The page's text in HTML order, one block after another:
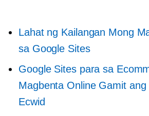
Lahat ng Kailangan Mong
sa Google Sites
Google Sites para sa
Magbenta Online Gamit
Ecwid